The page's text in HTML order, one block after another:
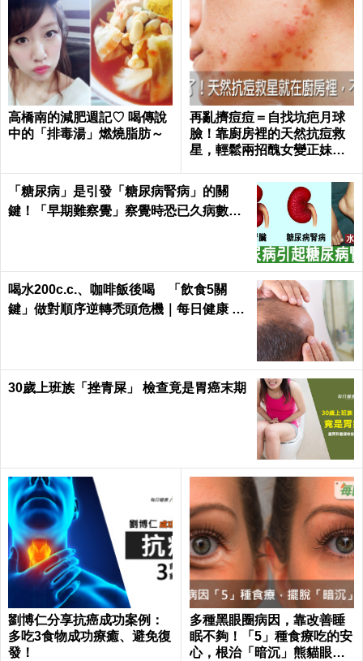
高橋南的減肥週記♡ 喝傳說
中的「排毒湯」燃燒脂肪～
再亂擠痘痘＝自找坑疤月球
臉！靠廚房裡的天然抗痘救
星，輕鬆兩招醜女變正妹｜
「糖尿病」是引發「糖尿病腎病」的關
鍵！「早期難察覺」察覺時恐已久病數
喝水200c.c.、咖啡飯後喝 「飲食5關
鍵」做對順序逆轉禿頭危機｜每日健康 He
30歲上班族「挫青屎」 檢查竟是胃癌末期
劉博仁分享抗癌成功案例：
多吃3食物成功療癒、避免復
發！
多種黑眼圈病因，靠改善睡
眠不夠！「5」種食療吃的安
心，根治「暗沉」熊貓眼｜